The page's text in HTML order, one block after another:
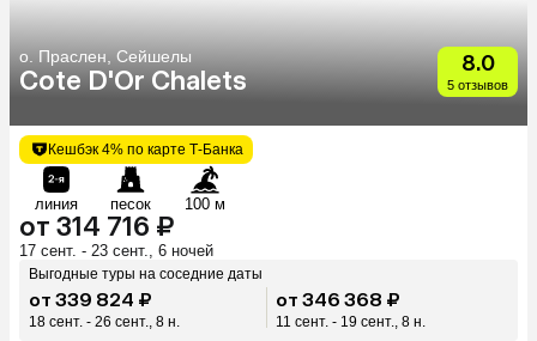
о. Праслен, Сейшелы
Cote D'Or Chalets
8.0
5 отзывов
Кешбэк 4% по карте Т-Банка
линия песок 100 м
от 314 716 ₽
17 сент. - 23 сент., 6 ночей
Выгодные туры на соседние даты
от 339 824 ₽
18 сент. - 26 сент., 8 н.
от 346 368 ₽
11 сент. - 19 сент., 8 н.